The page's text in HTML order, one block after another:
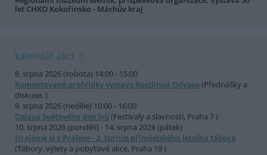
let CHKO Kokořínsko - Máchův kraj
kalendář akcí
8. srpna 2026 (sobota) 14:00 - 15:00
Komentované prohlídky výstavy Rostlinná Odysea (Přednášky a
diskuse, )
9. srpna 2026 (neděle) 10:00 - 16:00
Oslava Světového dne lvů (Festivaly a slavnosti, Praha 7 )
10. srpna 2026 (pondělí) - 14. srpna 2026 (pátek)
Hrajeme si v Pralese - 2. turnus příměstského letního tábora
(Tábory, výlety a pobytové akce, Praha 19 )